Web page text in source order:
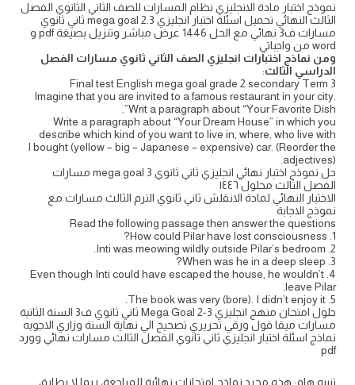
نموذج اختبار مادة الانجليزي نظام المسارات للصف الثاني الثانوي الفصل
الثالث النهائي تحميل اسئلة اختبار انجليزي mega goal 2.3 ثاني ثانوي
مسارات ف3 نهائي مع الحل 1446 عرض مباشر وتنزيل بصيغة pdf و
word من واجباتي
ومن نماذج اختبارات انجليزي الصف الثاني ثانوي مسارات الفصل
الدراسي الثالث:
Final test English mega goal grade 2 secondary Term 3
Imagine that you are invited to a famous restaurant in your city.
Writ a paragraph about “Your Favorite Dish”.
Write a paragraph about “Your Dream House” in which you
describe which kind of you want to live in, where, who live with
I bought (yellow – big – Japanese – expensive) car. (Reorder the
adjectives).
حل نموذج اختبار نهائي انجليزي ثاني ثانوي mega goal 3 مسارات
الفصل الثالث محلول ١٤٤٦
الاختبار النهائي لمادة الانقلش ثاني ثانوي الترم الثالث مسارات مع
نموذج الاجابة
Read the following passage then answer the questions
1. How could Pilar have lost consciousness?
2. Inti was meowing wildly outside Pilar’s bedroom.
3. When was he in a deep sleep?
4. Even though Inti could have escaped the house, he wouldn’t
leave Pilar.
5. The book was very (bore). I didn’t enjoy it.
حلول امتحان منهج انجليزي Mega Goal 2-3 ثاني ثانوي ف3 السنة الثانية
مسارات ميقا قول ورقي تحريري تصحيح الي نهاية السنة وزاري الاجوبه
نماذج اسئلة اختبار انجليزي ثاني ثانوي الفصل الثالث مسارات نهائي وورد
pdf
تنبيه هام: هذه مجرد نماذج امتحانات نهائية للمراجعة، ربما لا يطابق